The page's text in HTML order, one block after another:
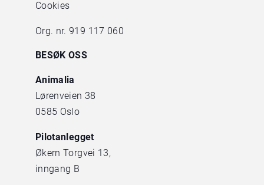
Cookies
Org. nr. 919 117 060
BESØK OSS
Animalia
Lørenveien 38
0585 Oslo
Pilotanlegget
Økern Torgvei 13,
inngang B